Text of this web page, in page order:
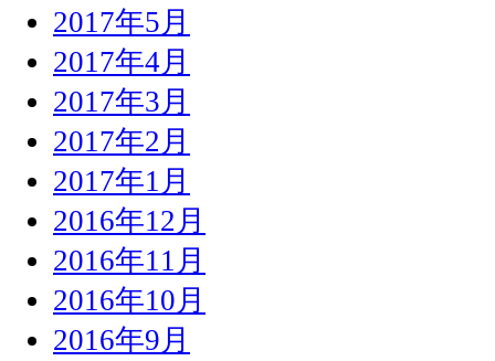
2017年5月
2017年4月
2017年3月
2017年2月
2017年1月
2016年12月
2016年11月
2016年10月
2016年9月